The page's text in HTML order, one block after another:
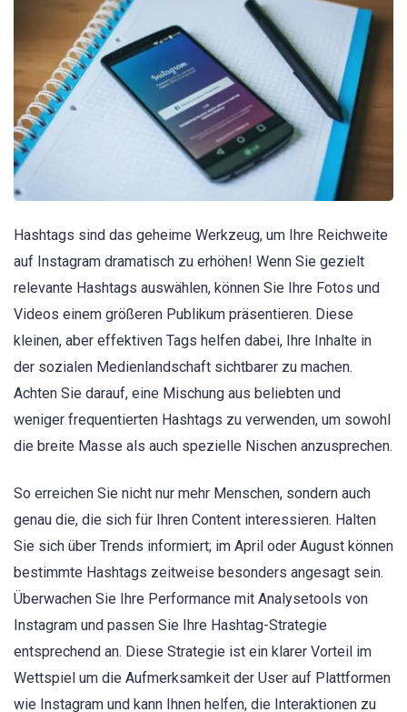
Hashtags sind das geheime Werkzeug, um Ihre Reichweite
auf Instagram dramatisch zu erhöhen! Wenn Sie gezielt
relevante Hashtags auswählen, können Sie Ihre Fotos und
Videos einem größeren Publikum präsentieren. Diese
kleinen, aber effektiven Tags helfen dabei, Ihre Inhalte in
der sozialen Medienlandschaft sichtbarer zu machen.
Achten Sie darauf, eine Mischung aus beliebten und
weniger frequentierten Hashtags zu verwenden, um sowohl
die breite Masse als auch spezielle Nischen anzusprechen.
So erreichen Sie nicht nur mehr Menschen, sondern auch
genau die, die sich für Ihren Content interessieren. Halten
Sie sich über Trends informiert; im April oder August können
bestimmte Hashtags zeitweise besonders angesagt sein.
Überwachen Sie Ihre Performance mit Analysetools von
Instagram und passen Sie Ihre Hashtag-Strategie
entsprechend an. Diese Strategie ist ein klarer Vorteil im
Wettspiel um die Aufmerksamkeit der User auf Plattformen
wie Instagram und kann Ihnen helfen, die Interaktionen zu